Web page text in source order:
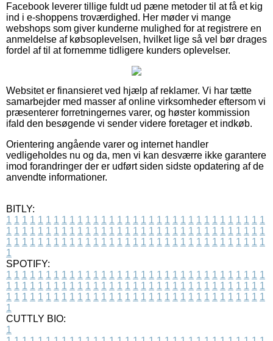
Facebook leverer tillige fuldt ud pæne metoder til at få et kig
ind i e-shoppens troværdighed. Her møder vi mange
webshops som giver kunderne mulighed for at registrere en
anmeldelse af købsoplevelsen, hvilket lige så vel bør drages
fordel af til at fornemme tidligere kunders oplevelser.
Websitet er finansieret ved hjælp af reklamer. Vi har tætte
samarbejder med masser af online virksomheder eftersom vi
præsenterer forretningernes varer, og høster kommission
ifald den besøgende vi sender videre foretager et indkøb.
Orientering angående varer og internet handler
vedligeholdes nu og da, men vi kan desværre ikke garantere
imod forandringer der er udført siden sidste opdatering af de
anvendte informationer.
BITLY:
1 1 1 1 1 1 1 1 1 1 1 1 1 1 1 1 1 1 1 1 1 1 1 1 1 1 1 1 1 1 1 1 1
1 1 1 1 1 1 1 1 1 1 1 1 1 1 1 1 1 1 1 1 1 1 1 1 1 1 1 1 1 1 1 1 1
1 1 1 1 1 1 1 1 1 1 1 1 1 1 1 1 1 1 1 1 1 1 1 1 1 1 1 1 1 1 1 1 1
1
SPOTIFY:
1 1 1 1 1 1 1 1 1 1 1 1 1 1 1 1 1 1 1 1 1 1 1 1 1 1 1 1 1 1 1 1 1
1 1 1 1 1 1 1 1 1 1 1 1 1 1 1 1 1 1 1 1 1 1 1 1 1 1 1 1 1 1 1 1 1
1 1 1 1 1 1 1 1 1 1 1 1 1 1 1 1 1 1 1 1 1 1 1 1 1 1 1 1 1 1 1 1 1
1
CUTTLY BIO:
1